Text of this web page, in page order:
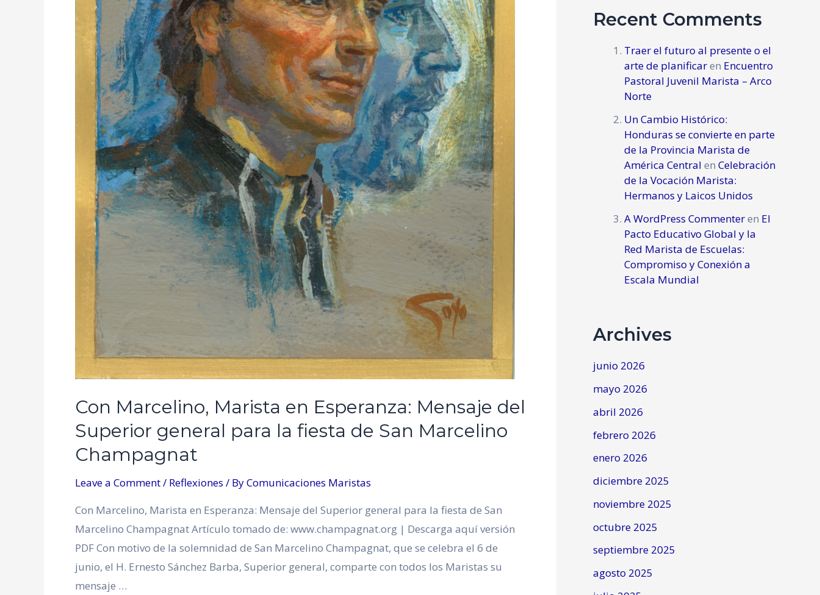
Con Marcelino, Marista en Esperanza: Mensaje del
Superior general para la fiesta de San Marcelino
Champagnat
Leave a Comment/ Reflexiones / ByComunicaciones Maristas
Con Marcelino, Marista en Esperanza: Mensaje del Superior general para la fiesta de San
Marcelino Champagnat Artículo tomado de: www.champagnat.org | Descarga aquí versión
PDF Con motivo de la solemnidad de San Marcelino Champagnat, que se celebra el 6 de
junio, el H. Ernesto Sánchez Barba, Superior general, comparte con todos los Maristas su
mensaje …
Recent Comments
Traer el futuro al presente o el
arte de planificaren Encuentro
Pastoral Juvenil Marista – Arco
Norte
Un Cambio Histórico:
Honduras se convierte en parte
de la Provincia Marista de
América Central en Celebración
de la Vocación Marista:
Hermanos y Laicos Unidos
A WordPress Commenteren El
Pacto Educativo Global y la
Red Marista de Escuelas:
Compromiso y Conexión a
Escala Mundial
Archives
junio 2026
mayo 2026
abril 2026
febrero 2026
enero 2026
diciembre 2025
noviembre 2025
octubre 2025
septiembre 2025
agosto 2025